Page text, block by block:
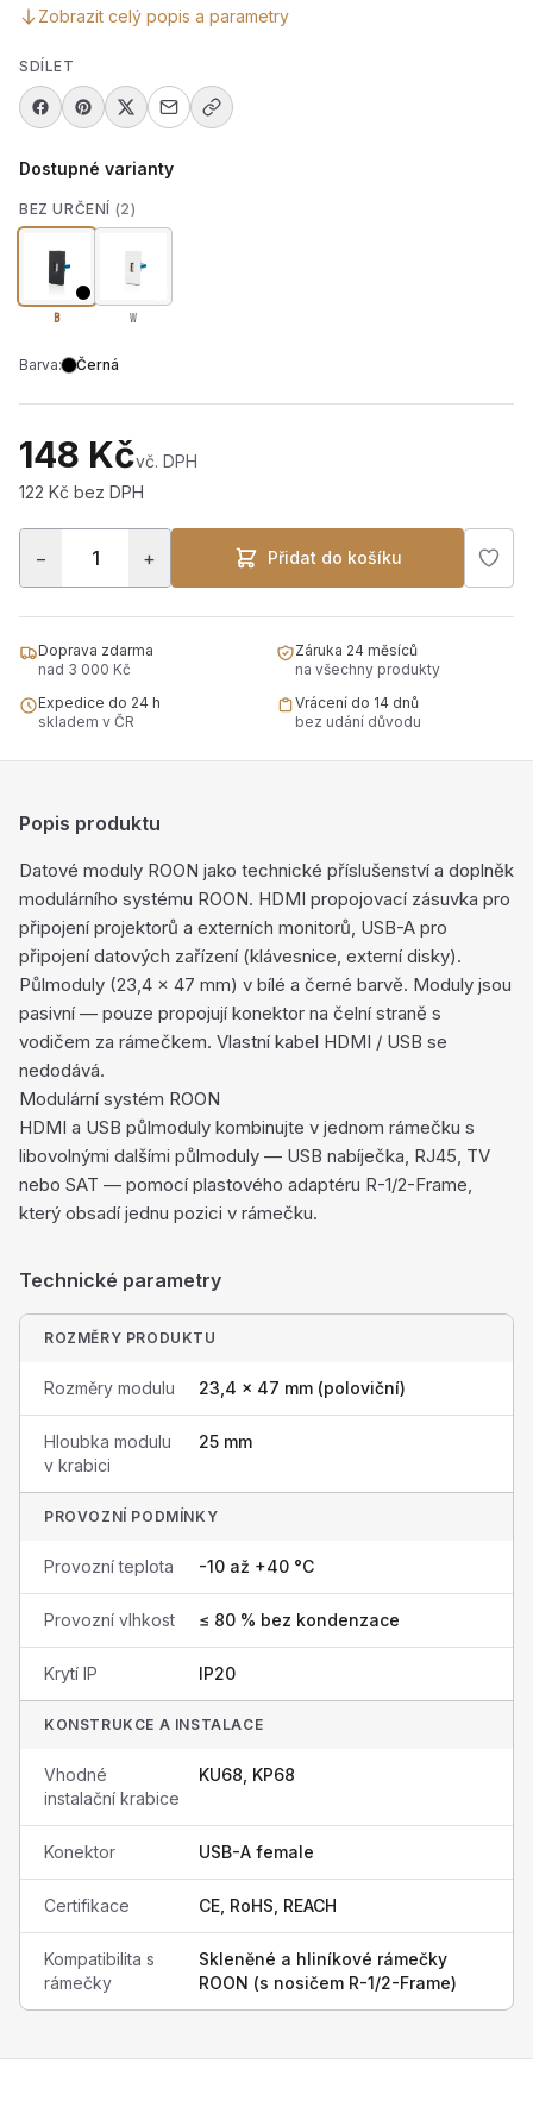
Zobrazit celý popis a parametry
SDÍLET
Dostupné varianty
BEZ URČENÍ (2)
B W
Barva: Černá
148 Kčvč. DPH
122 Kč bez DPH
− + Přidat do košíku
Doprava zdarma
nad 3 000 Kč
Záruka 24 měsíců
na všechny produkty
Expedice do 24 h
skladem v ČR
Vrácení do 14 dnů
bez udání důvodu
Popis produktu
Datové moduly ROON jako technické příslušenství a doplněk
modulárního systému ROON. HDMI propojovací zásuvka pro
připojení projektorů a externích monitorů, USB-A pro
připojení datových zařízení (klávesnice, externí disky).
Půlmoduly (23,4 × 47 mm) v bílé a černé barvě. Moduly jsou
pasivní — pouze propojují konektor na čelní straně s
vodičem za rámečkem. Vlastní kabel HDMI / USB se
nedodává.
Modulární systém ROON
HDMI a USB půlmoduly kombinujte v jednom rámečku s
libovolnými dalšími půlmoduly — USB nabíječka, RJ45, TV
nebo SAT — pomocí plastového adaptéru R-1/2-Frame,
který obsadí jednu pozici v rámečku.
Technické parametry
ROZMĚRY PRODUKTU
Rozměry modulu 23,4 × 47 mm (poloviční)
Hloubka modulu
v krabici
25 mm
PROVOZNÍ PODMÍNKY
Provozní teplota -10 až +40 °C
Provozní vlhkost ≤ 80 % bez kondenzace
Krytí IP IP20
KONSTRUKCE A INSTALACE
Vhodné
instalační krabice
KU68, KP68
Konektor USB-A female
Certifikace CE, RoHS, REACH
Kompatibilita s
rámečky
Skleněné a hliníkové rámečky
ROON (s nosičem R-1/2-Frame)